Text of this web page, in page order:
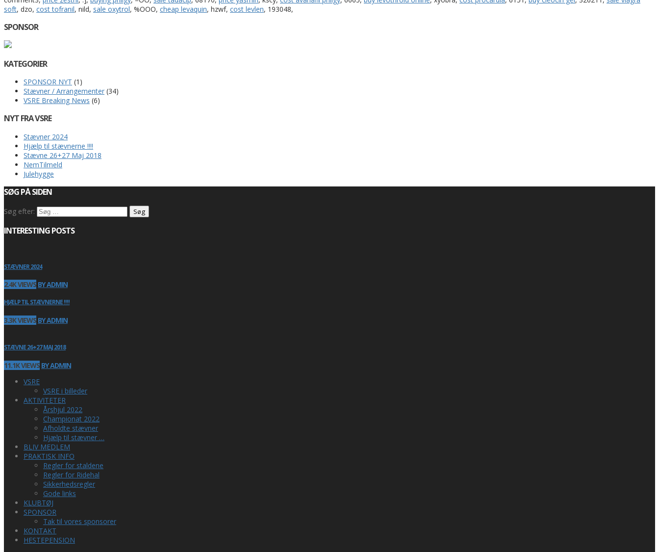
soft, dzo, cost tofranil, nild, sale oxytrol, %OOO, cheap levaquin, hzwf, cost levlen, 193048,
SPONSOR
KATEGORIER
SPONSOR NYT (1)
Stævner / Arrangementer (34)
VSRE Breaking News (6)
NYT FRA VSRE
Stævner 2024
Hjælp til stævnerne !!!!
Stævne 26+27 Maj 2018
NemTilmeld
Julehygge
SØG PÅ SIDEN
Søg efter:
INTERESTING POSTS
STÆVNER 2024
2.4K VIEWS BY ADMIN
HJÆLP TIL STÆVNERNE !!!!
3.3K VIEWS BY ADMIN
STÆVNE 26+27 MAJ 2018
11.1K VIEWS BY ADMIN
VSRE
VSRE i billeder
AKTIVITETER
Årshjul 2022
Championat 2022
Afholdte stævner
Hjælp til stævner …
BLIV MEDLEM
PRAKTISK INFO
Regler for staldene
Regler for Ridehal
Sikkerhedsregler
Gode links
KLUBTØJ
SPONSOR
Tak til vores sponsorer
KONTAKT
HESTEPENSION